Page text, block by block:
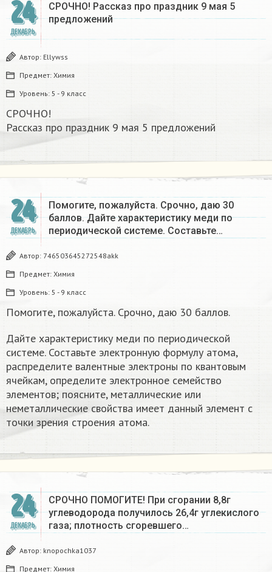
24
ДЕКАБРЬ
СРОЧНО! Рассказ про праздник 9 мая 5
предложений
Автор: Ellywss
Предмет: Химия
Уровень: 5 - 9 класс
СРОЧНО!
Рассказ про праздник 9 мая 5 предложений
24
ДЕКАБРЬ
Помогите, пожалуйста. Срочно, даю 30
баллов. Дайте характеристику меди по
периодической системе. Составьте…
Автор: 746503645272548akk
Предмет: Химия
Уровень: 5 - 9 класс
Помогите, пожалуйста. Срочно, даю 30 баллов.
Дайте характеристику меди по периодической
системе. Составьте электронную формулу атома,
распределите валентные электроны по квантовым
ячейкам, определите электронное семейство
элементов; поясните, металлические или
неметаллические свойства имеет данный элемент с
точки зрения строения атома.
24
ДЕКАБРЬ
СРОЧНО ПОМОГИТЕ! При сгорании 8,8г
углеводорода получилось 26,4г углекислого
газа; плотность сгоревшего…
Автор: knopochka1037
Предмет: Химия